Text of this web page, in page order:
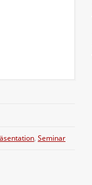
, Seminar